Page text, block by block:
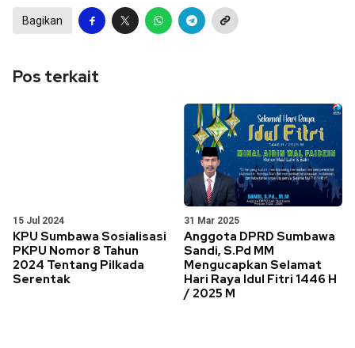
Bagikan
Pos terkait
15 Jul 2024
KPU Sumbawa Sosialisasi
PKPU Nomor 8 Tahun
2024 Tentang Pilkada
Serentak
31 Mar 2025
Anggota DPRD Sumbawa
Sandi, S.Pd MM
Mengucapkan Selamat
Hari Raya Idul Fitri 1446 H
/ 2025 M